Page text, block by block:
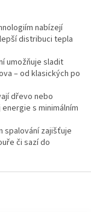
nabízejí
distribuci tepla
umožňuje sladit
– od klasických po
dřevo nebo
s minimálním
spalování zajišťuje
či sazí do